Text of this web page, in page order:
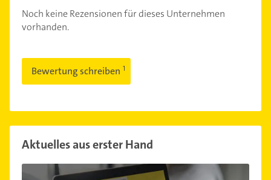
Noch keine Rezensionen für dieses Unternehmen
vorhanden.
Bewertung schreiben
Aktuelles aus erster Hand